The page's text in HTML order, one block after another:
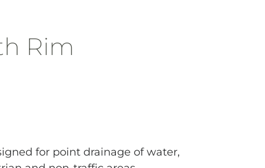
Rim
for point drainage of water,